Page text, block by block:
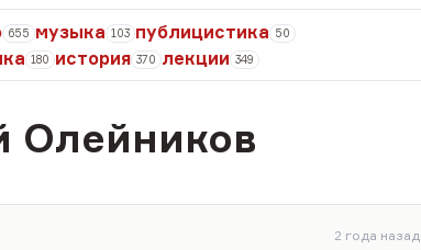
655 музыка 103 публицистика 50
180 история 370 лекции 349
Олейников
2 года назад